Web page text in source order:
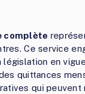
complète
Ce service
en
quittances
qui